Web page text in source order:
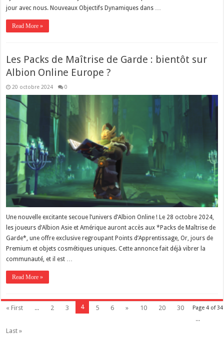
jour avec nous. Nouveaux Objectifs Dynamiques dans …
Read More »
Les Packs de Maîtrise de Garde : bientôt sur
Albion Online Europe ?
20 octobre 2024 0
Une nouvelle excitante secoue l’univers d’Albion Online ! Le 28 octobre 2024,
les joueurs d’Albion Asie et Amérique auront accès aux *Packs de Maîtrise de
Garde*, une offre exclusive regroupant Points d’Apprentissage, Or, jours de
Premium et objets cosmétiques uniques. Cette annonce fait déjà vibrer la
communauté, et il est …
Read More »
Page 4 of 34
« First ... 2 3 4 5 6 » 10 20
30
...
Last »